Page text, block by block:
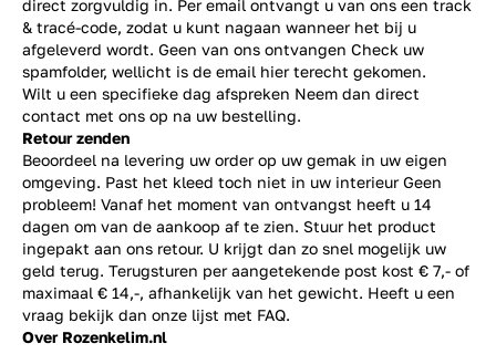
direct zorgvuldig in. Per email ontvangt u van ons een track
& tracé-code, zodat u kunt nagaan wanneer het bij u
afgeleverd wordt. Geen van ons ontvangen Check uw
spamfolder, wellicht is de email hier terecht gekomen.
Wilt u een specifieke dag afspreken Neem dan direct
contact met ons op na uw bestelling.
Retour zenden
Beoordeel na levering uw order op uw gemak in uw eigen
omgeving. Past het kleed toch niet in uw interieur Geen
probleem! Vanaf het moment van ontvangst heeft u 14
dagen om van de aankoop af te zien. Stuur het product
ingepakt aan ons retour. U krijgt dan zo snel mogelijk uw
geld terug. Terugsturen per aangetekende post kost € 7,- of
maximaal € 14,-, afhankelijk van het gewicht. Heeft u een
vraag bekijk dan onze lijst met FAQ.
Over Rozenkelim.nl